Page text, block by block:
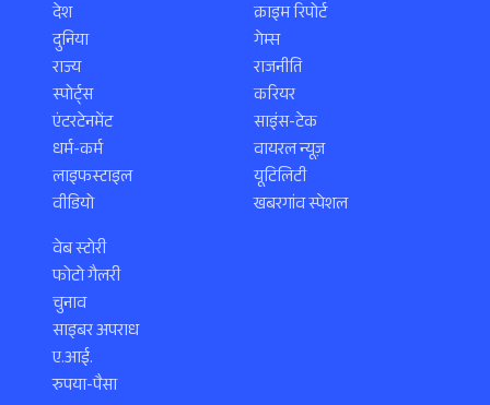
देश
दुनिया
राज्य
स्पोर्ट्स
एंटरटेनमेंट
धर्म-कर्म
लाइफस्टाइल
वीडियो
क्राइम रिपोर्ट
गेम्स
राजनीति
करियर
साइंस-टेक
वायरल न्यूज़
यूटिलिटी
खबरगांव स्पेशल
वेब स्टोरी
फोटो गैलरी
चुनाव
साइबर अपराध
ए.आई.
रुपया-पैसा